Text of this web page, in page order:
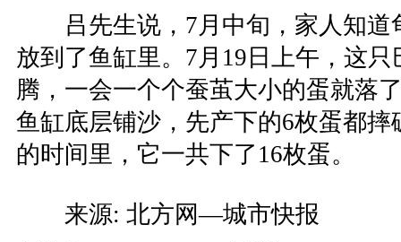
吕先生说，7月中旬，家人知道
放到了鱼缸里。7月19日上午，这只
腾，一会一个个蚕茧大小的蛋就落
鱼缸底层铺沙，先产下的6枚蛋都摔
的时间里，它一共下了16枚蛋。
来源: 北方网—城市快报